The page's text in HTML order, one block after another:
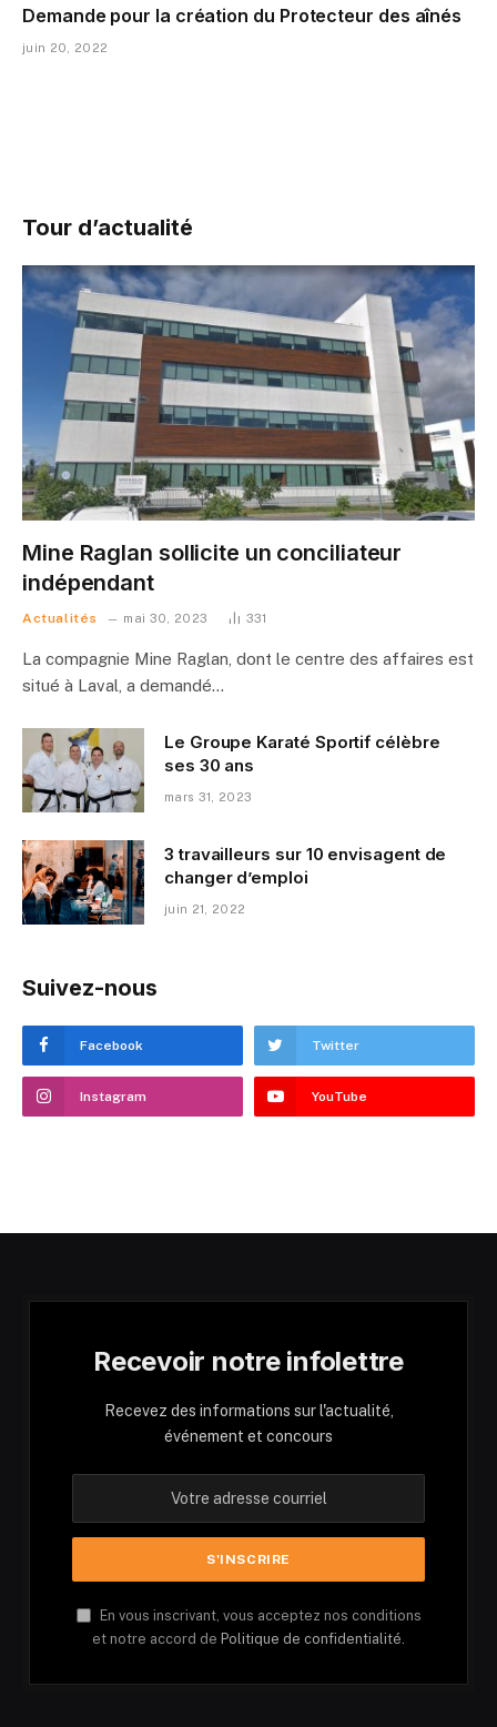
Demande pour la création du Protecteur des aînés
juin 20, 2022
Tour d’actualité
Mine Raglan sollicite un conciliateur
indépendant
Actualités mai 30, 2023 331
La compagnie Mine Raglan, dont le centre des affaires est
situé à Laval, a demandé…
Le Groupe Karaté Sportif célèbre
ses 30 ans
mars 31, 2023
3 travailleurs sur 10 envisagent de
changer d’emploi
juin 21, 2022
Suivez-nous
Facebook Twitter
Instagram YouTube
Recevoir notre infolettre
Recevez des informations sur l'actualité,
événement et concours
En vous inscrivant, vous acceptez nos conditions
et notre accord de Politique de confidentialité.